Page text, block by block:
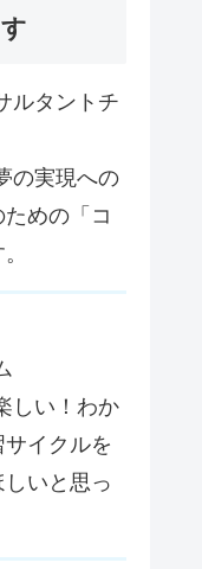
ルタントチ
の実現への
めの「コ
しい！わか
イクルを
いと思っ